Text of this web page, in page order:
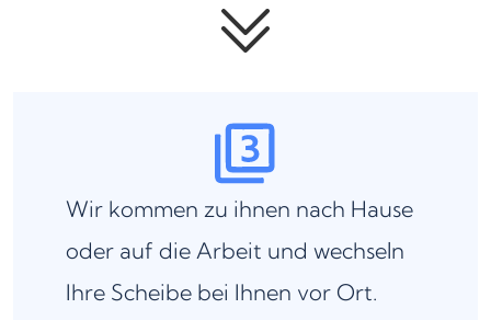
Wir kommen zu ihnen nach Hause
oder auf die Arbeit und wechseln
Ihre Scheibe bei Ihnen vor Ort.